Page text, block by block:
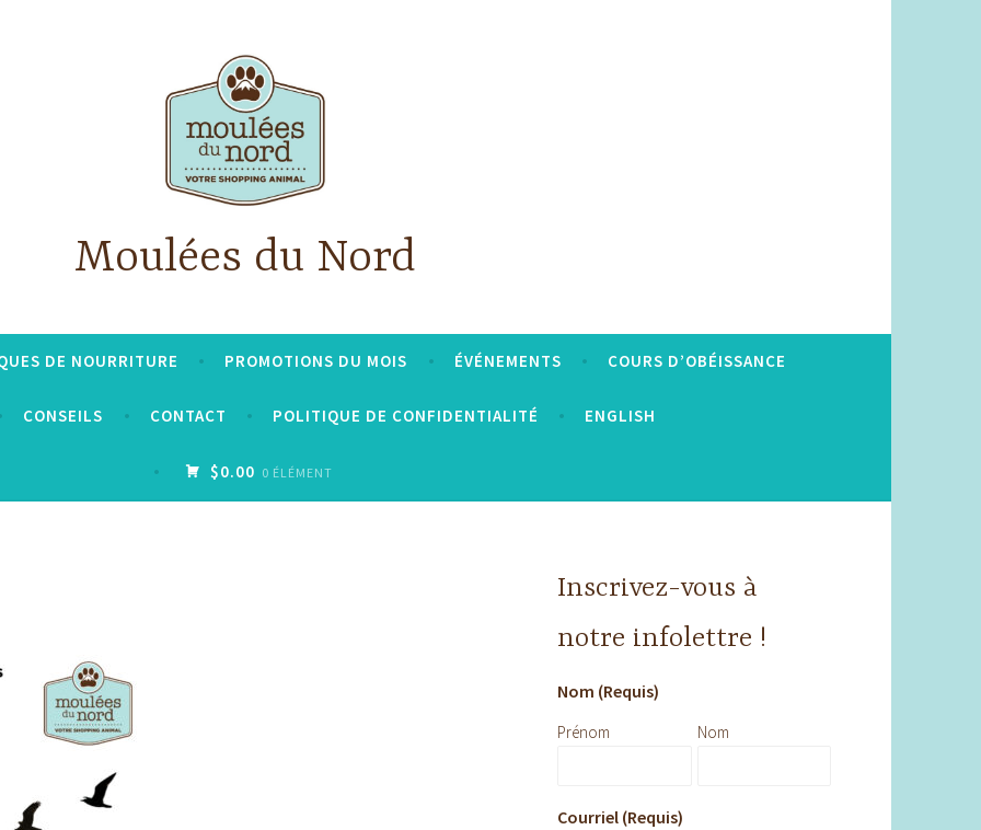
Moulées du Nord
DE NOURRITURE PROMOTIONS DU MOIS ÉVÉNEMENTS COURS D’OBÉISSANCE
CONSEILS CONTACT POLITIQUE DE CONFIDENTIALITÉ ENGLISH
$0.00 0 ÉLÉMENT
Inscrivez-vous à
notre infolettre !
Nom (Requis)
Prénom Nom
Courriel (Requis)